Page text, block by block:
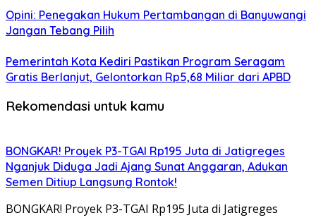
Opini: Penegakan Hukum Pertambangan di Banyuwangi
Jangan Tebang Pilih
Pemerintah Kota Kediri Pastikan Program Seragam
Gratis Berlanjut, Gelontorkan Rp5,68 Miliar dari APBD
Rekomendasi untuk kamu
BONGKAR! Proyek P3-TGAI Rp195 Juta di Jatigreges
Nganjuk Diduga Jadi Ajang Sunat Anggaran, Adukan
Semen Ditiup Langsung Rontok!
BONGKAR! Proyek P3-TGAI Rp195 Juta di Jatigreges